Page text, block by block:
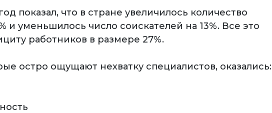
показал, что в стране увеличилось количество
и уменьшилось число соискателей на 13%. Все это
работников в размере 27%.
остро ощущают нехватку специалистов, оказались: